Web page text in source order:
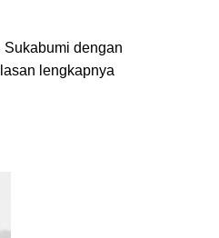
dengan
lengkapnya